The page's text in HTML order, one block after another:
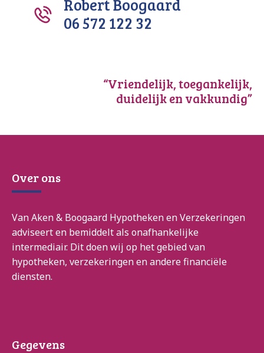
Robert Boogaard
06 572 122 32
“Vriendelijk, toegankelijk,
duidelijk en vakkundig”
Over ons
Van Aken & Boogaard Hypotheken en Verzekeringen
adviseert en bemiddelt als onafhankelijke
intermediair. Dit doen wij op het gebied van
hypotheken, verzekeringen en andere financiële
diensten.
Gegevens